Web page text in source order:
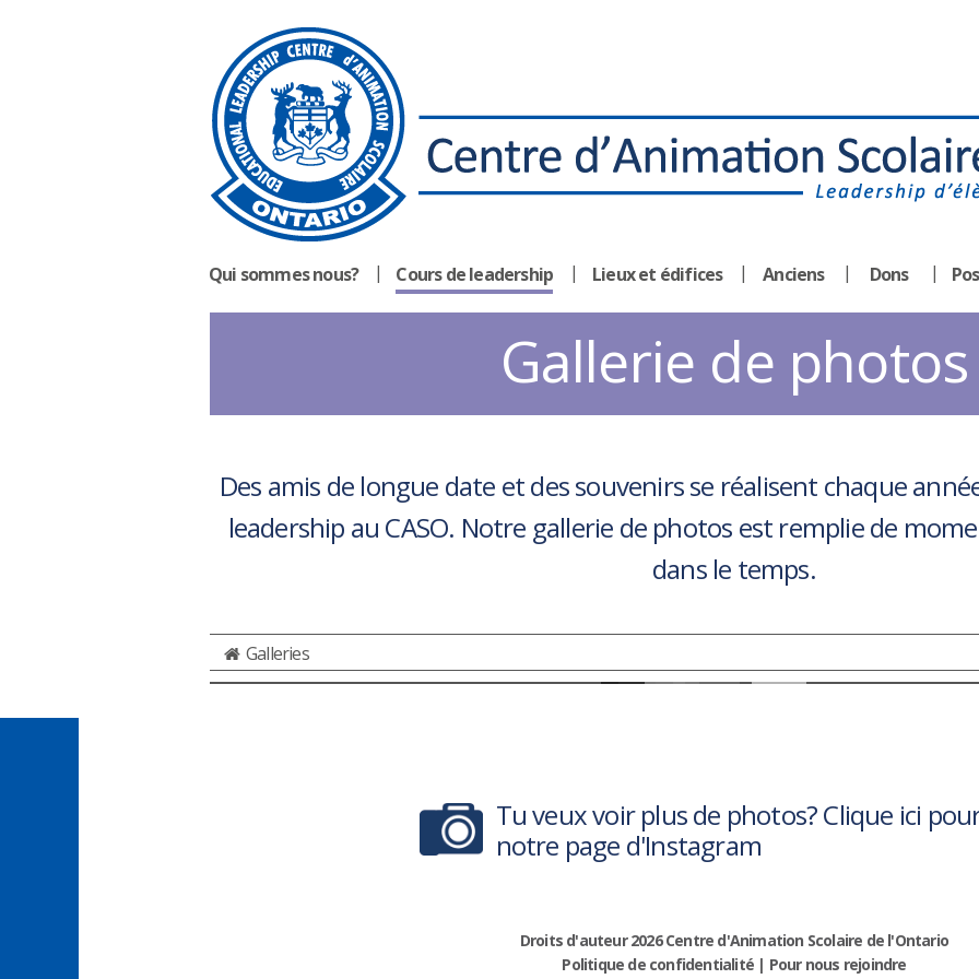
Qui sommes nous? Cours de leadership Lieux et édifices Anciens Dons
Gallerie de photos
Des amis de longue date et des souvenirs se réalisent chaque
leadership au CASO. Notre gallerie de photos est remplie de
dans le temps.
Galleries
Tu veux voir plus de photos? Clique ici
notre page d'Instagram
Droits d'auteur 2026 Centre d'Animation Scolaire de l'Ontario
Politique de confidentialité | Pour nous rejoindre